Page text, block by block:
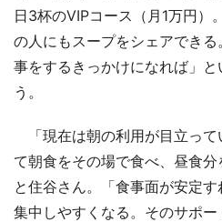
日3杯のVIPコース（月1万円）
の人にもスープをシェアでき
事をするきっかけになれば」
う。
「現在は朝の利用が目立って
て朝食をその場で食べ、昼食分
と住谷さん。「食事面が安定
集中しやすくなる。そのサポ